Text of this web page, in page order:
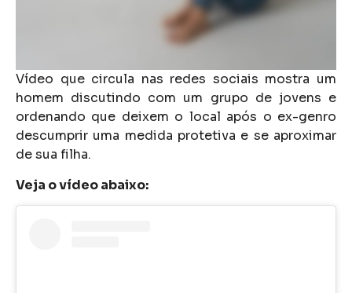
Vídeo que circula nas redes sociais mostra um
homem discutindo com um grupo de jovens e
ordenando que deixem o local após o ex-genro
descumprir uma medida protetiva e se aproximar
de sua filha.
Veja o vídeo abaixo: